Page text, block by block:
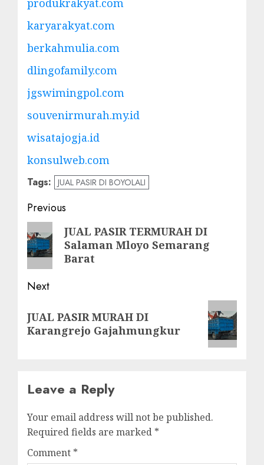
produkrakyat.com
karyarakyat.com
berkahmulia.com
dlingofamily.com
jgswimingpol.com
souvenirmurah.my.id
wisatajogja.id
konsulweb.com
Tags: JUAL PASIR DI BOYOLALI
Post
navigation
Previous
Previous
post:
JUAL PASIR TERMURAH DI
Salaman Mloyo Semarang
Barat
Next
post:
JUAL PASIR MURAH DI
Karangrejo Gajahmungkur
Leave a Reply
Your email address will not be published.
Required fields are marked *
Comment *